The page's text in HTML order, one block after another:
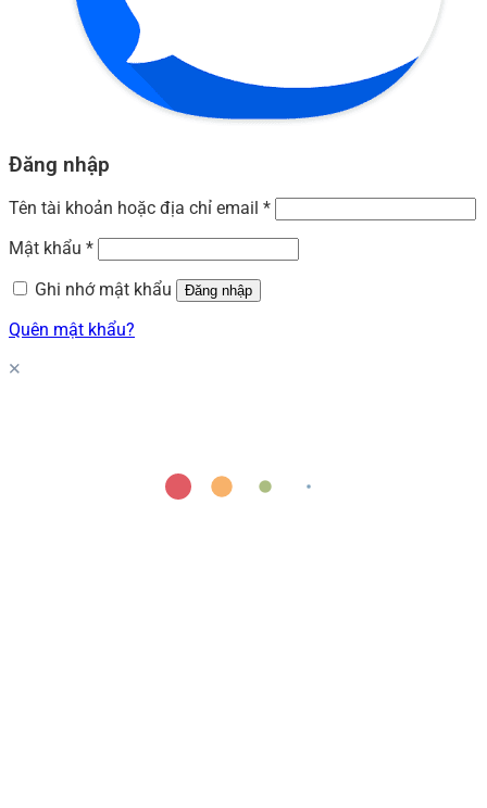
Đăng nhập
Tên tài khoản hoặc địa chỉ email *
Mật khẩu *
Ghi nhớ mật khẩu
Đăng nhập
Quên mật khẩu?